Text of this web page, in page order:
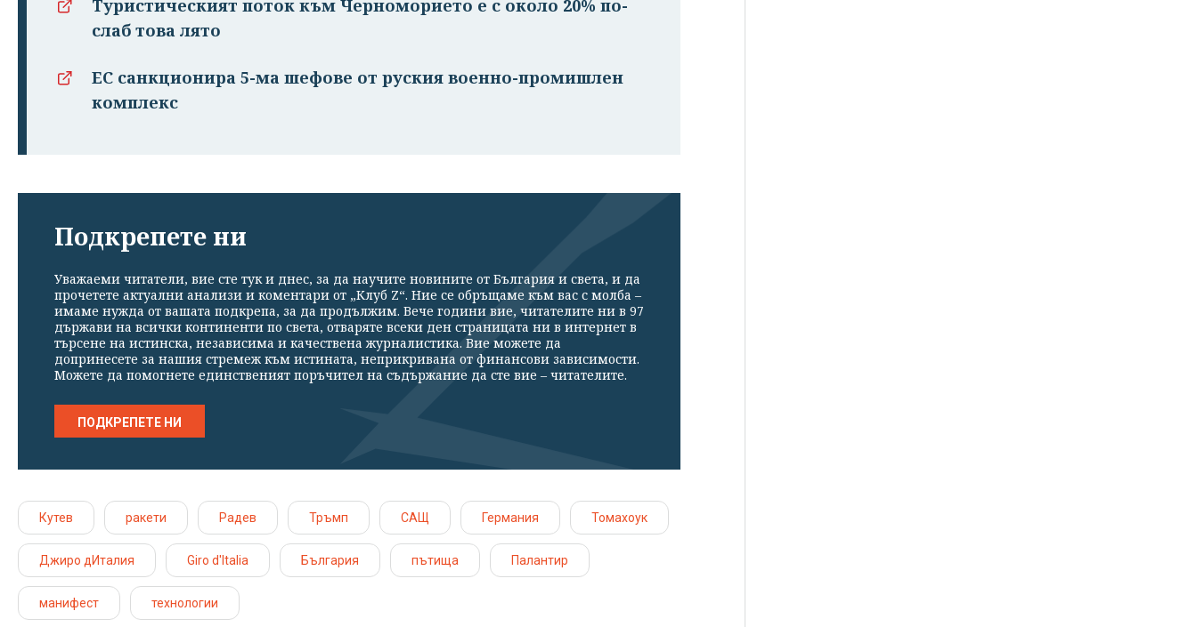
Туристическият поток към Черноморието е с около 20% по-
слаб това лято
ЕС санкционира 5-ма шефове от руския военно-промишлен
комплекс
Подкрепете ни
Уважаеми читатели, вие сте тук и днес, за да научите новините от България и света, и да
прочетете актуални анализи и коментари от „Клуб Z“. Ние се обръщаме към вас с молба –
имаме нужда от вашата подкрепа, за да продължим. Вече години вие, читателите ни в 97
държави на всички континенти по света, отваряте всеки ден страницата ни в интернет в
търсене на истинска, независима и качествена журналистика. Вие можете да
допринесете за нашия стремеж към истината, неприкривана от финансови зависимости.
Можете да помогнете единственият поръчител на съдържание да сте вие – читателите.
ПОДКРЕПЕТЕ НИ
Кутев ракети Радев Тръмп САЩ Германия Томахоук
Джиро дИталия Giro d'Italia България пътища Палантир
манифест технологии